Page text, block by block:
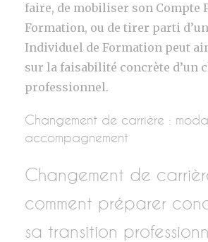
faire, de mobiliser son Compte
Formation, ou de tirer parti
Individuel de Formation peut
sur la faisabilité concrète d’un
professionnel.
Changement de carrière :
accompagnement
Changement de
comment préparer
sa transition